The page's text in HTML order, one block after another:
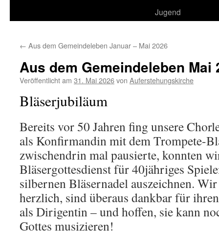
Jugend
← Aus dem Gemeindeleben Januar – Mai 2026
Aus dem Gemeindeleben Mai
Veröffentlicht am 31. Mai 2026von Auferstehungskirche
Bläserjubiläum
Bereits vor 50 Jahren fing unsere
als Konfirmandin mit dem Trompete-
zwischendrin mal pausierte, konnten
Bläsergottesdienst für 40jähriges
silbernen Bläsernadel auszeichnen.
herzlich, sind überaus dankbar für
als Dirigentin – und hoffen, sie kann
Gottes musizieren!